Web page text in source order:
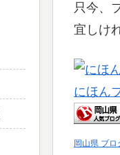
只今、
宜しけ
にほん
岡山県 ブ